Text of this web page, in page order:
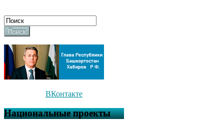
Поиск
ВКонтакте
Национальные проекты